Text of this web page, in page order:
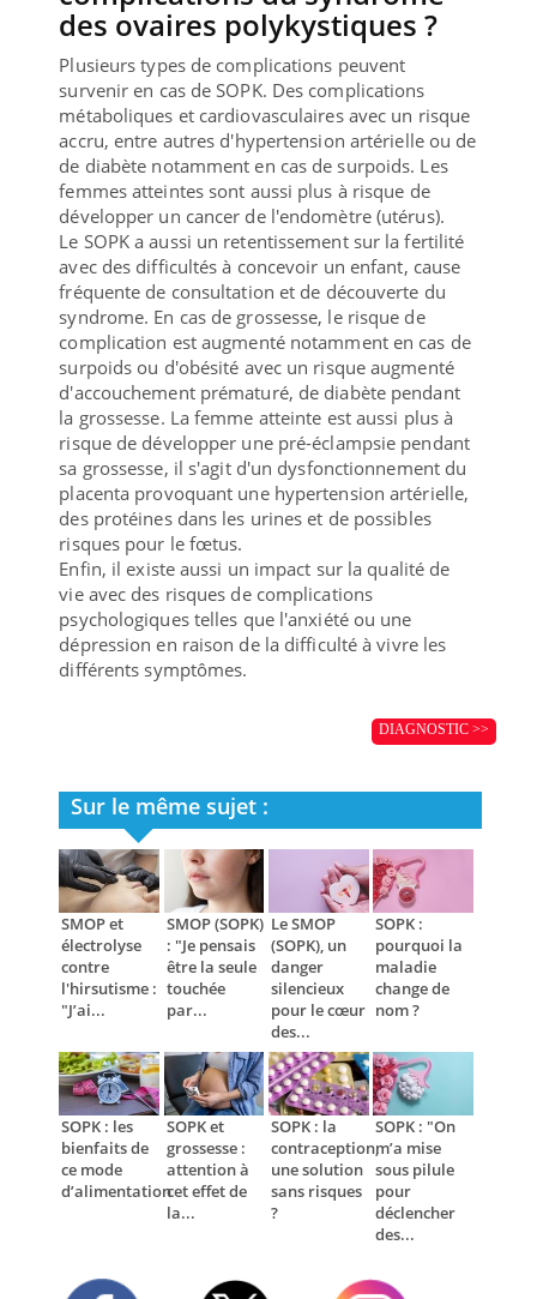
des ovaires polykystiques ?
Plusieurs types de complications peuvent
survenir en cas de SOPK. Des complications
métaboliques et cardiovasculaires avec un risque
accru, entre autres d'hypertension artérielle ou de
de diabète notamment en cas de surpoids. Les
femmes atteintes sont aussi plus à risque de
développer un cancer de l'endomètre (utérus).
Le SOPK a aussi un retentissement sur la fertilité
avec des difficultés à concevoir un enfant, cause
fréquente de consultation et de découverte du
syndrome. En cas de grossesse, le risque de
complication est augmenté notamment en cas de
surpoids ou d'obésité avec un risque augmenté
d'accouchement prématuré, de diabète pendant
la grossesse. La femme atteinte est aussi plus à
risque de développer une pré-éclampsie pendant
sa grossesse, il s'agit d'un dysfonctionnement du
placenta provoquant une hypertension artérielle,
des protéines dans les urines et de possibles
risques pour le fœtus.
Enfin, il existe aussi un impact sur la qualité de
vie avec des risques de complications
psychologiques telles que l'anxiété ou une
dépression en raison de la difficulté à vivre les
différents symptômes.
DIAGNOSTIC >>
Sur le même sujet :
SMOP et
électrolyse
contre
l'hirsutisme :
"J’ai...
SMOP (SOPK)
: "Je pensais
être la seule
touchée
par...
Le SMOP
(SOPK), un
danger
silencieux
pour le cœur
des...
SOPK :
pourquoi la
maladie
change de
nom ?
SOPK : les
bienfaits de
ce mode
d’alimentation
SOPK et
grossesse :
attention à
cet effet de
la...
SOPK : la
contraception,
une solution
sans risques
?
SOPK : "On
m’a mise
sous pilule
pour
déclencher
des...